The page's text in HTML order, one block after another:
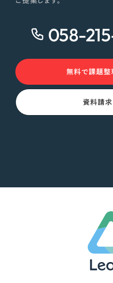
058-
無料で課題整
資料請求